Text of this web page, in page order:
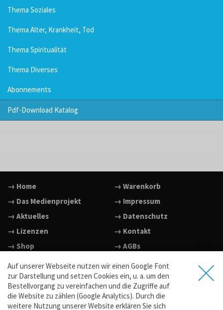
Thema Soziales
Thema Alter, Krankheit, Tod
Thema Spiritualität
Thema Diverses
Abonnements
Pdf-Download Katalog
→ Home
→ Das Medienprojekt
→ Aktuelles
→ Lizenzen
→ Shop
→ Warenkorb
→ Impressum
→ Datenschutz
→ Kontakt
→ AGBs
→ Facebook
→ Vimeo
→ YouTube
→ www.film-dein-film.de
Auf unserer Webseite nutzen wir einen Google Font
zur Darstellung und setzen Cookies ein, u. a. um den
Bestellvorgang zu vereinfachen und die Zugriffe auf
die Website zu zählen (Google Analytics). Durch die
weitere Nutzung unserer Website erklären Sie sich